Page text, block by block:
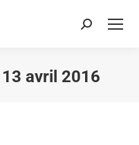
Recherche
13 avril 2016